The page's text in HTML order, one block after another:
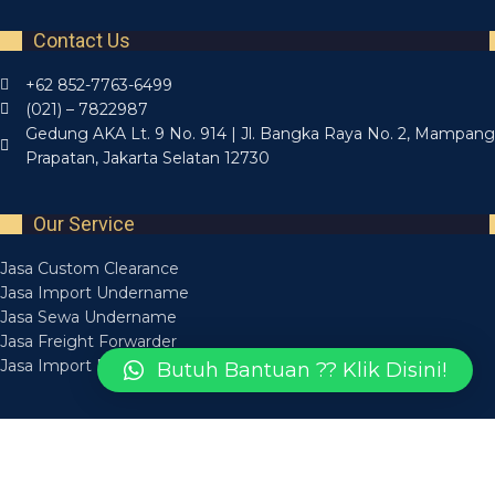
Contact Us
+62 852-7763-6499
(021) – 7822987
Gedung AKA Lt. 9 No. 914 | Jl. Bangka Raya No. 2, Mampang
Prapatan, Jakarta Selatan 12730
Our Service
Jasa Custom Clearance
Jasa Import Undername
Jasa Sewa Undername
Jasa Freight Forwarder
Jasa Import BoronganButuh Bantuan ?? Klik Disini!